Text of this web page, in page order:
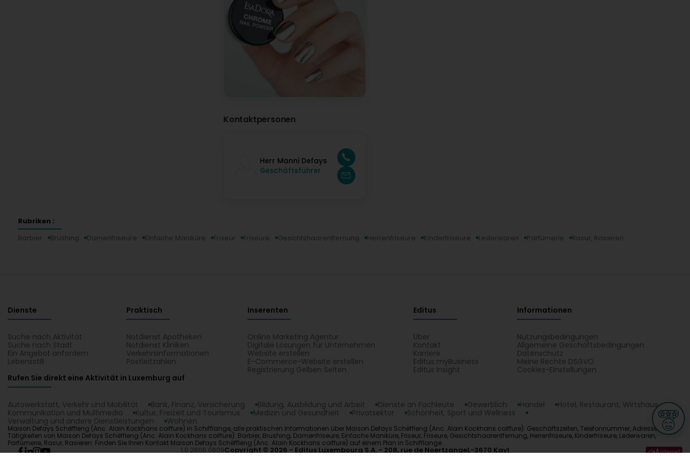
Kontaktpersonen
Herr Manni Defays
Geschäftsführer
Rubriken :
Barbier
Brushing Damenfriseure Einfache Maniküre Friseur Friseure Gesichtshaarentfernung Herrenfriseure Kinderfriseure Lederwaren Parfümerie Rasur, Rasieren
Dienste
Suche nach Aktivität
Suche nach Stadt
Ein Angebot anfordern
Lebensstill
Praktisch
Notdienst Apotheken
Notdienst Kliniken
Verkehrsinformationen
Postleitzahlen
Inserenten
Online Marketing Agentur
Digitale Lösungen für Unternehmen
Website erstellen
E-Commerce-Website erstellen
Registrierung Gelben Seiten
Editus
Über
Kontakt
Karriere
Editus myBusiness
Editus Insight
Informationen
Nutzungsbedingungen
Allgemeine Geschäftsbedingungen
Datenschutz
Meine Rechte DSGVO
Cookies-Einstellungen
Rufen Sie direkt eine Aktivität in Luxemburg auf
Autowerkstatt, Verkehr und Mobilität Bank, Finanz, Versicherung Bildung, Ausbildung und Arbeit Dienste an Fachleute Gewerblich Handel
Hotel, Restaurant, Wirtshaus
Kommunikation und Multimedia
Kultur, Freizeit und Tourismus Medizin und Gesundheit Privatsektor
Schönheit, Sport und Wellness
Verwaltung und andere Dienstleistungen
Wohnen
Maison Defays Schëffleng (Anc. Alain Kockhans coiffure) in Schifflange, alle praktischen Informationen über Maison Defays Schëffleng (Anc. Alain Kockhans coiffure): Geschäftszeiten, Telefonnummer, Adresse. Alle
Tätigkeiten von Maison Defays Schëffleng (Anc. Alain Kockhans coiffure): Barbier, Brushing, Damenfriseure, Einfache Maniküre, Friseur, Friseure, Gesichtshaarentfernung, Herrenfriseure, Kinderfriseure, Lederwaren,
Parfümerie, Rasur, Rasieren. Finden Sie Ihren Kontakt Maison Defays Schëffleng (Anc. Alain Kockhans coiffure) auf einem Plan in Schifflange.
1.0.2606.0809Copyright © 2026 Editus Luxembourg S.A. 208, rue de NoertzangeL-3670 Kayl